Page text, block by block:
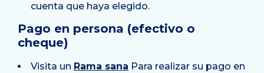
cuenta que haya elegido.
Pago en persona (efectivo o
cheque)
Visita un Rama sana Para realizar su pago en